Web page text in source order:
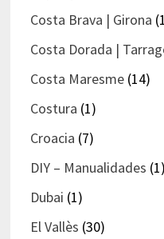
Costa Brava | Girona
Costa Dorada |
Costa Maresme(14)
Costura (1)
Croacia (7)
DIY – Manualidades (1)
Dubai (1)
El Vallès (30)